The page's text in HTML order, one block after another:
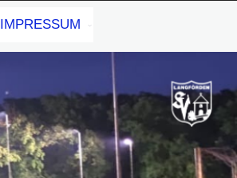
IMPRESSUM